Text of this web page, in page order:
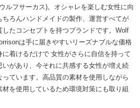
ルフサーカス)。オシャレを楽しむ女性に向
ろんハンドメイドの製作、運営すべてが
たコンセプトを持つブランドです。Wolf
は手に届きやすいリーズナブルな価格
着けるだけで 女性がさらに自信を持って
いがあり、今それに共感する女性が増え続
ています。高品質の素材を使用しながら
を使用しているため環境対策にも取り組